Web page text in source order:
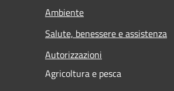
Ambiente
Salute, benessere e assistenza
Autorizzazioni
Agricoltura e pesca